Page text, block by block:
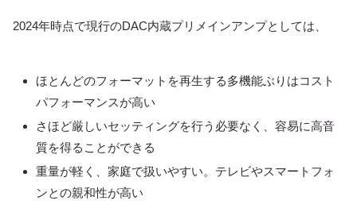
2024年時点で現行のDAC内蔵プリメインアンプとしては、
ほとんどのフォーマットを再生する多機能ぶりはコスト
パフォーマンスが高い
さほど厳しいセッティングを行う必要なく、容易に高音
質を得ることができる
重量が軽く、家庭で扱いやすい。テレビやスマートフォ
ンとの親和性が高い